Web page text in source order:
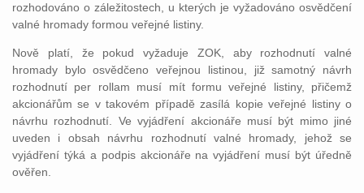
rozhodováno o záležitostech, u kterých je vyžadováno osvědčení
valné hromady formou veřejné listiny.
Nově platí, že pokud vyžaduje ZOK, aby rozhodnutí valné
hromady bylo osvědčeno veřejnou listinou, již samotný návrh
rozhodnutí per rollam musí mít formu veřejné listiny, přičemž
akcionářům se v takovém případě zasílá kopie veřejné listiny o
návrhu rozhodnutí. Ve vyjádření akcionáře musí být mimo jiné
uveden i obsah návrhu rozhodnutí valné hromady, jehož se
vyjádření týká a podpis akcionáře na vyjádření musí být úředně
ověřen.